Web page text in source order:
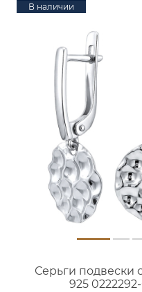
В наличии
Серьги подвески
925